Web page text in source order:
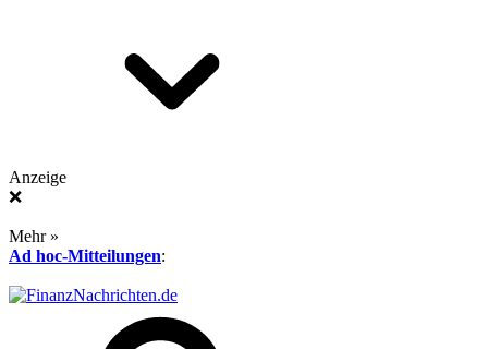
Anzeige
❌
Mehr »
Ad hoc-Mitteilungen: